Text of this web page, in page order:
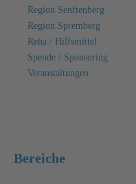
Region Senftenberg
Region Spremberg
Reha / Hilfsmittel
Spende / Sponsoring
Veranstaltungen
Bereiche